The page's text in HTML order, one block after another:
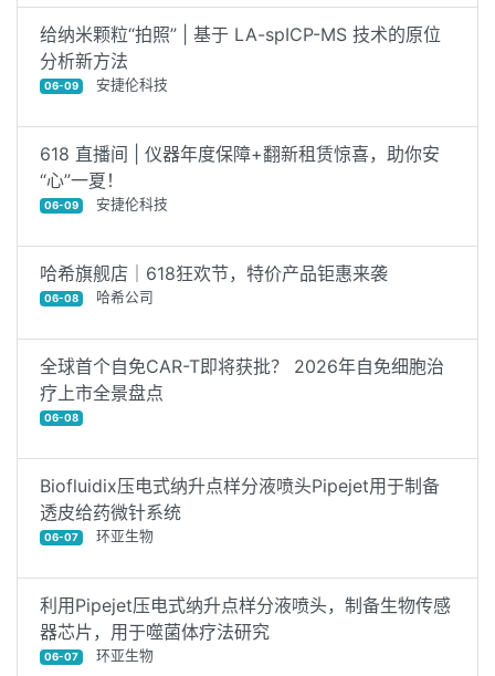
给纳米颗粒“拍照” | 基于 LA-spICP-MS 技术的原位
分析新方法
06-09 安捷伦科技
618 直播间 | 仪器年度保障+翻新租赁惊喜，助你安
“心”一夏！
06-09 安捷伦科技
哈希旗舰店｜618狂欢节，特价产品钜惠来袭
06-08 哈希公司
全球首个自免CAR-T即将获批？ 2026年自免细胞治
疗上市全景盘点
06-08
Biofluidix压电式纳升点样分液喷头Pipejet用于制备
透皮给药微针系统
06-07 环亚生物
利用Pipejet压电式纳升点样分液喷头，制备生物传感
器芯片，用于噬菌体疗法研究
06-07 环亚生物